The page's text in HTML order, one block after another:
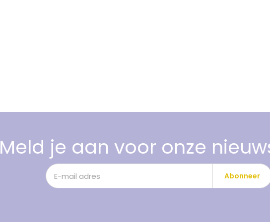
Meld je aan voor onze
Abonneer